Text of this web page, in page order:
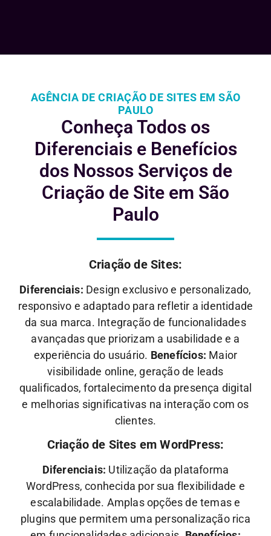
AGÊNCIA DE CRIAÇÃO DE SITES EM SÃO
PAULO
Conheça Todos os
Diferenciais e Benefícios
dos Nossos Serviços de
Criação de Site em São
Paulo
Criação de Sites:
Diferenciais: Design exclusivo e personalizado,
responsivo e adaptado para refletir a identidade
da sua marca. Integração de funcionalidades
avançadas que priorizam a usabilidade e a
experiência do usuário. Benefícios: Maior
visibilidade online, geração de leads
qualificados, fortalecimento da presença digital
e melhorias significativas na interação com os
clientes.
Criação de Sites em WordPress:
Diferenciais: Utilização da plataforma
WordPress, conhecida por sua flexibilidade e
escalabilidade. Amplas opções de temas e
plugins que permitem uma personalização rica